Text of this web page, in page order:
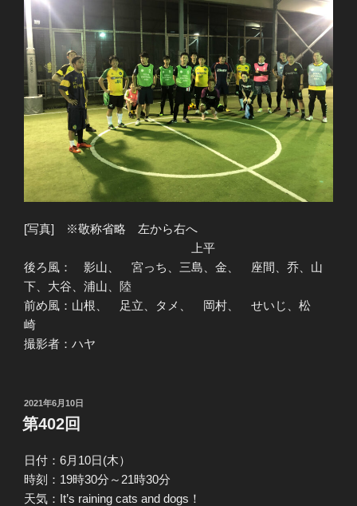
[写真] ※敬称省略 左から右へ
上平
後ろ風： 影山、 宮っち、三島、金、 座間、乔、山
下、大谷、浦山、陸
前め風：山根、 足立、タメ、 岡村、 せいじ、松
崎
撮影者：ハヤ
投
稿
日:
2021年6月10日
第402回
日付：6月10日(木）
時刻：19時30分～21時30分
天気：It’s raining cats and dogs！